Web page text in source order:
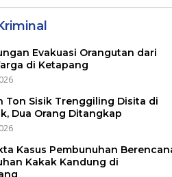
Evakuasi Orangutan dari
di Ketapang
Ton Sisik Trenggiling Disita di
Dua Orang Ditangkap
Kasus Pembunuhan
Kakak Kandung di